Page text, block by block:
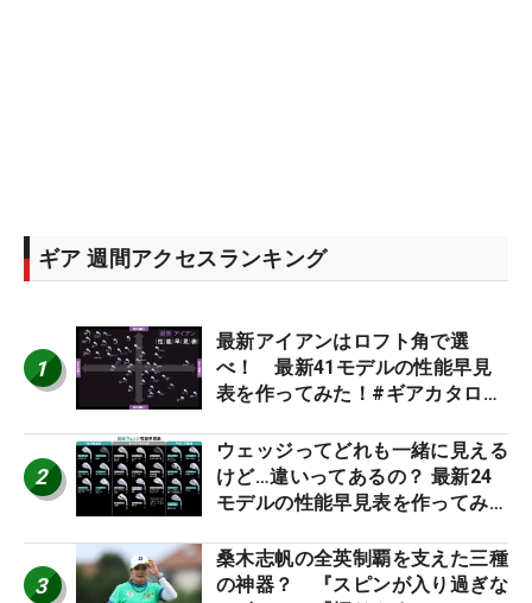
ギア 週間アクセスランキング
1
最新アイアンはロフト角で選
べ！ 最新41モデルの性能早見
表を作ってみた！#ギアカタログ
2
ウェッジってどれも一緒に見える
けど…違いってあるの？ 最新24
モデルの性能早見表を作ってみ
3
桑木志帆の全英制覇を支えた三種
の神器？ 『スピンが入り過ぎな